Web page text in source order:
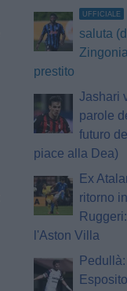
UFFICIALE
saluta
prestito
Jashari
parole
futuro
piace alla Dea)
Ex
ritorno
l'Aston Villa